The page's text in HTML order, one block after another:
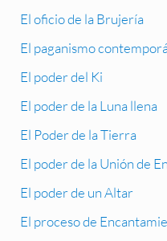
El oficio de la Brujería
El paganismo
El poder del Ki
El poder de la Luna llena
El Poder de la Tierra
El poder de la Unión de
El poder de un Altar
El proceso de